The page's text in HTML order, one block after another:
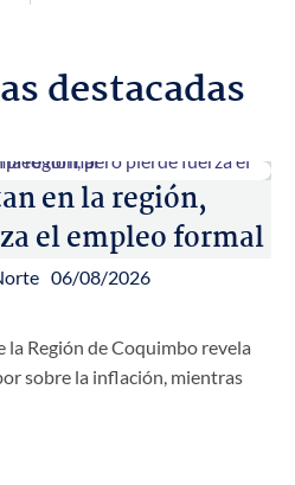
destacadas
en la región,
el empleo formal
06/08/2026
Región de Coquimbo revela
sobre la inflación, mientras